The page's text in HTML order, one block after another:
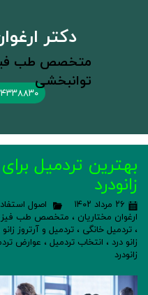
دکتر
متخصص طب
توانبخشی
بهترین تردمیل برای
زانودرد
۲۶ مرداد ۱۴۰۲ اصول
ارغوان مختاریان ، متخصص طب
، تردمیل خانگی ، تردمیل و آرتروز زانو
زانو درد ، انتخاب تردمیل ، عوارض
زانودرد